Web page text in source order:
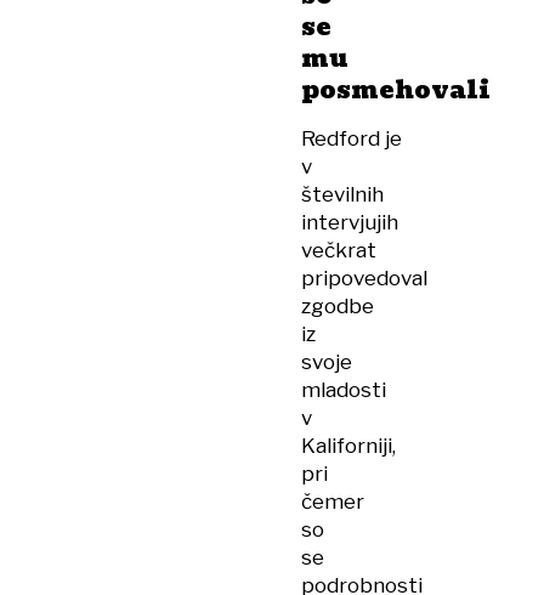
se
mu
posmehovali
Redford je
v
številnih
intervjujih
večkrat
pripovedoval
zgodbe
iz
svoje
mladosti
v
Kaliforniji,
pri
čemer
so
se
podrobnosti